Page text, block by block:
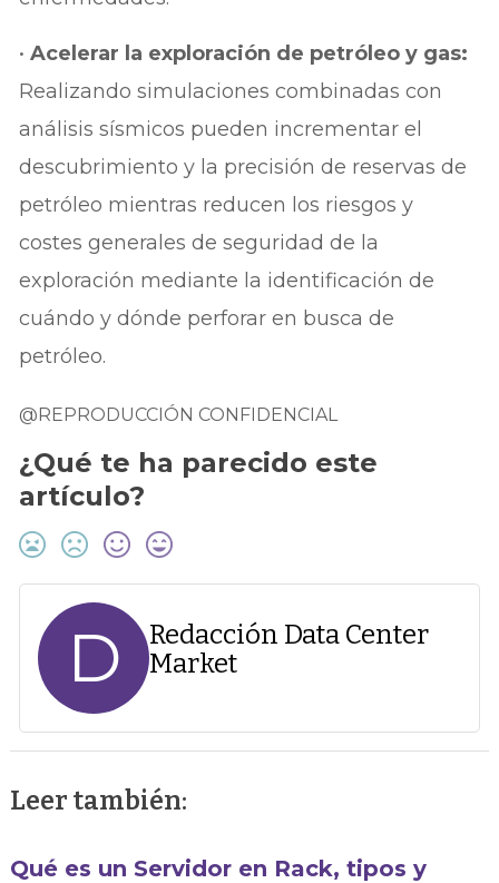
•Acelerar la exploración de petróleo y gas:
Realizando simulaciones combinadas con
análisis sísmicos pueden incrementar el
descubrimiento y la precisión de reservas de
petróleo mientras reducen los riesgos y
costes generales de seguridad de la
exploración mediante la identificación de
cuándo y dónde perforar en busca de
petróleo.
@REPRODUCCIÓN CONFIDENCIAL
¿Qué te ha parecido este
artículo?
D
Redacción Data Center
Market
Leer también:
Qué es un Servidor en Rack, tipos y